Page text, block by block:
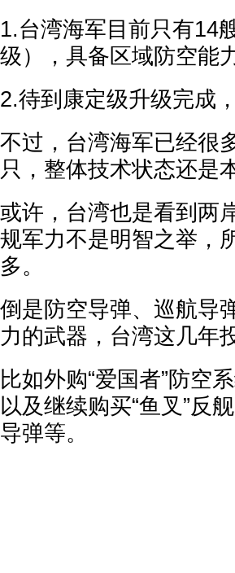
1.台湾海军目前只有14
级），具备区域防空能
2.待到康定级升级完成
不过，台湾海军已经很
只，整体技术状态还是
或许，台湾也是看到两
规军力不是明智之举，
多。
倒是防空导弹、巡航导
力的武器，台湾这几年
比如外购“爱国者”防空
以及继续购买“鱼叉”反
导弹等。